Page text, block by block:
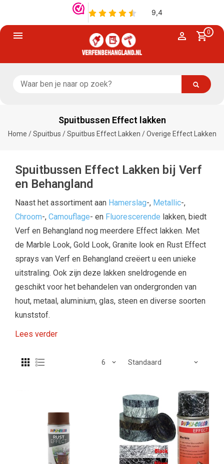
0
Spuitbussen Effect lakken
Home /Spuitbus /Spuitbus Effect Lakken /Overige Effect Lakken
Spuitbussen Effect Lakken bij Verf
en Behangland
Naast het assortiment aan Hamerslag-, Metallic-,
Chroom-, Camouflage- en Fluorescerende lakken, biedt
Verf en Behangland nog meerdere Effect lakken. Met
de Marble Look, Gold Look, Granite look en Rust Effect
sprays van Verf en Behangland creëert u een unieke
uitstraling. Ook zijn deze lakken sneldrogende en
geschikt voor het behandelen van ondergronden van
hout, metaal, aluminium, glas, steen en diverse soorten
kunststof.
Lees verder